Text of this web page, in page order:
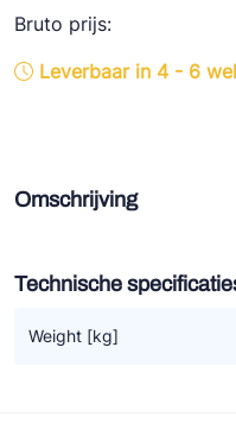
REFFLEX®
Doucette Industries
Bruto prijs:
Leverbaar in 4 - 6
Omschrijving
Technische
Weight [kg]